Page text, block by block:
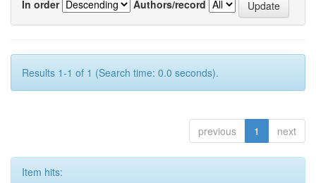
In order
Authors/record
Results 1-1 of 1 (Search time: 0.0 seconds).
previous 1 next
Item hits: